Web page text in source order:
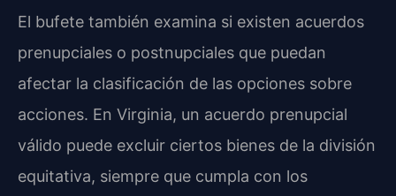
El bufete también examina si existen acuerdos
prenupciales o postnupciales que puedan
afectar la clasificación de las opciones sobre
acciones. En Virginia, un acuerdo prenupcial
válido puede excluir ciertos bienes de la división
equitativa, siempre que cumpla con los